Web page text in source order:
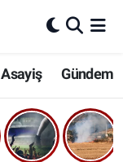
Asayiş Gündem